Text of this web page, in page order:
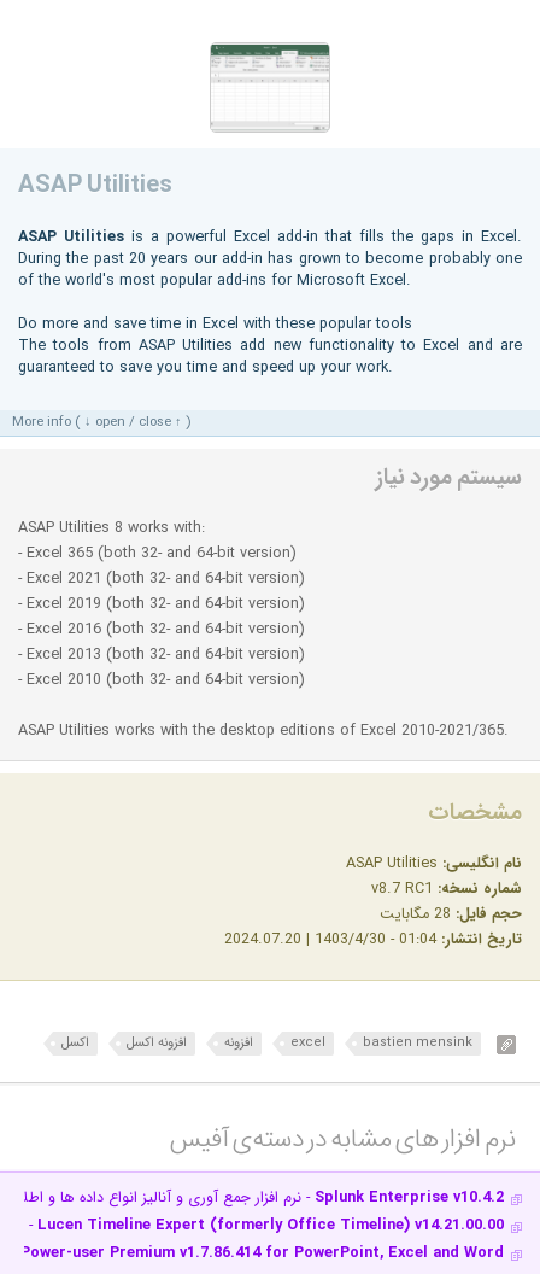
ASAP Utilities
ASAP Utilities is a powerful Excel add-in that fills the gaps in Excel.
During the past 20 years our add-in has grown to become probably one
of the world's most popular add-ins for Microsoft Excel.
Do more and save time in Excel with these popular tools
The tools from ASAP Utilities add new functionality to Excel and are
guaranteed to save you time and speed up your work.
More info ( ↓ open / close ↑ )
سیستم مورد نیاز
ASAP Utilities 8 works with:
- Excel 365 (both 32- and 64-bit version)
- Excel 2021 (both 32- and 64-bit version)
- Excel 2019 (both 32- and 64-bit version)
- Excel 2016 (both 32- and 64-bit version)
- Excel 2013 (both 32- and 64-bit version)
- Excel 2010 (both 32- and 64-bit version)
ASAP Utilities works with the desktop editions of Excel 2010-2021/365.
مشخصات
نام انگلیسی:
شماره نسخه:
حجم فایل:
تاریخ انتشار: 01:04 - 1403/4/30 | 2024.07.20
bastien mensink
excel افزونه افزونه اکسل اکسل
نرم افزار های مشابه در دسته‌ی‌ آفیس‎
Splunk Enterprise v10.4.2 - نرم افزار جمع آوری و آنالیز انواع داده ها و
Lucen Timeline Expert (formerly Office Timeline) v14.21.00.00
-
Power-user Premium v1.7.86.414 for PowerPoint, Excel and Word